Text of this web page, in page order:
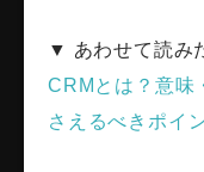
▼ あわせて読み
CRMとは？意味
さえるべきポイ